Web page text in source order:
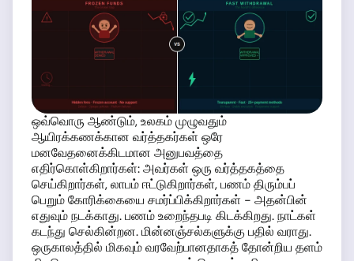
ஒவ்வொரு ஆண்டும், உலகம் முழுவதும்
ஆயிரக்கணக்கான வர்த்தகர்கள் ஒரே
மனவேதனைக்கிடமான அனுபவத்தை
எதிர்கொள்கிறார்கள்: அவர்கள் ஒரு வர்த்தகத்தை
செய்கிறார்கள், லாபம் ஈட்டுகிறார்கள், பணம் திரும்பப்
பெறும் கோரிக்கையை சமர்ப்பிக்கிறார்கள் - அதன்பின்
எதுவும் நடக்காது. பணம் உறைந்தபடி கிடக்கிறது. நாட்கள்
கடந்து செல்கின்றன. மின்னஞ்சல்களுக்கு பதில் வராது.
ஒருகாலத்தில் மிகவும் வரவேற்பானதாகத் தோன்றிய தளம்